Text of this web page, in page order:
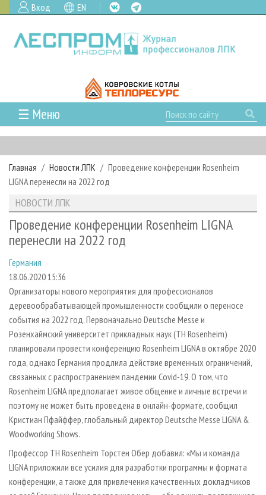
Вход EN
☰ Меню
ГЛАВНАЯ
РУБРИКИ И ТЕМЫ
РУБРИКИ ЖУРНАЛА
ЛЕСОЗАГОТОВКА
ЛЕСОПИЛЕНИЕ
СУШКА ДРЕВЕСИНЫ
ПРОИЗВОДСТВО ДРЕВЕСНЫХ ПЛИТ
ДЕРЕВЯННОЕ ДОМОСТРОЕНИЕ
ПРОИЗВОДСТВО МЕБЕЛИ
БИОЭНЕРГЕТИКА
ЦБП
ИНСТРУМЕНТ И МАТЕРИАЛЫ
НОВОСТИ
НОВОСТИ ЛПК
НОВОСТИ ЖУРНАЛА
ПРОЕКТЫ ЛПИ
АНАЛИТИКА
ПРЕДПРИЯТИЯ ЛПК
ПЕРСОНЫ
МОБИЛЬНЫЕ ВЫСТАВКИ
ОФИЦИАЛЬНЫЕ ДЕЛЕГАЦИИ
ПРИОРИТЕТНЫЕ ИНВЕСТПРОЕКТЫ
RUSSIAN FORESTRY REVIEW
ГАЗЕТА ЛЕСПРОМФОРУМ
БИБЛИОТЕКА СПЕЦИАЛИСТА
АРХИВ ЖУРНАЛОВ
О ЖУРНАЛЕ
КОНТАКТЫ
РЕКЛАМОДАТЕЛЯМ
РЕКЛАМА
РЕКЛАМА НА САЙТЕ
Главная Новости ЛПК
Проведение конференции Rosenheim
LIGNA перенесли на 2022 год
НОВОСТИ ЛПК
Проведение конференции Rosenheim LIGNA
перенесли на 2022 год
Германия
18.06.2020 15:36
Организаторы нового мероприятия для профессионалов
деревообрабатывающей промышленности сообщили о переносе
события на 2022 год. Первоначально Deutsche Messe и
Розенхаймский университет прикладных наук (TH Rosenheim)
планировали провести конференцию Rosenheim LIGNA в октябре 2020
года, однако Германия продлила действие временных ограничений,
связанных с распространением пандемии Covid-19. О том, что
Rosenheim LIGNA предполагает живое общение и личные встречи и
поэтому не может быть проведена в онлайн-формате, сообщил
Кристиан Пфайффер, глобальный директор Deutsche Messe LIGNA &
Woodworking Shows.
Профессор TH Rosenheim Торстен Обер добавил: «Мы и команда
LIGNA приложили все усилия для разработки программы и формата
конференции, а также для привлечения качественных докладчиков